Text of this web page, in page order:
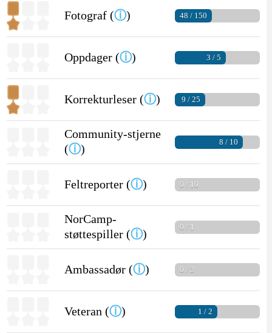
Fotograf (ⓘ) 48 / 150
Oppdager (ⓘ) 3 / 5
Korrekturleser (ⓘ) 9 / 25
Community-stjerne
(ⓘ)
8 / 10
Feltreporter (ⓘ) 0 / 10
NorCamp-
støttespiller (ⓘ)
0 / 1
Ambassadør (ⓘ) 0 / 3
Veteran (ⓘ) 1 / 2